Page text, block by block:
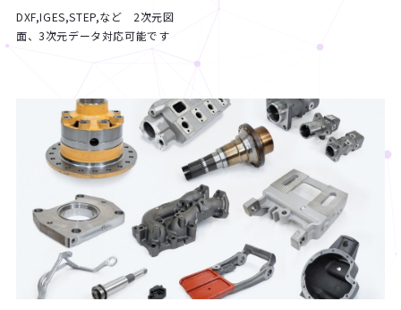
DXF,IGES,STEP,など 2次元図
面、3次元データ対応可能です